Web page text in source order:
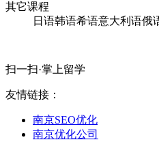
其它课程
日语韩语希语意大利语俄
扫一扫·掌上留学
友情链接：
南京SEO优化
南京优化公司